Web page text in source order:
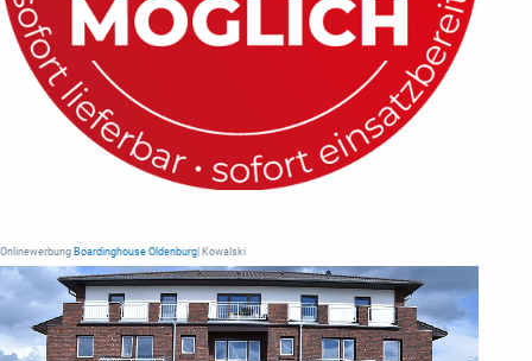
Onlinewerbung Boardinghouse Oldenburg | Kowalski